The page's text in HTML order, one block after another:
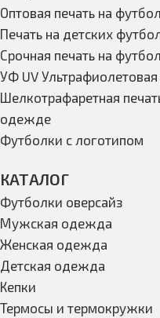
Оптовая печать на
Печать на детских
Срочная печать на
УФ UV
Шелкотрафаретная
одежде
Футболки с логотипом
КАТАЛОГ
Футболки оверсайз
Мужская одежда
Женская одежда
Детская одежда
Кепки
Термосы и термокружки